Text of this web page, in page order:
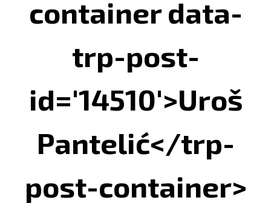
container data-
trp-post-
id='14510'>Uroš
Pantelić</trp-
post-container>